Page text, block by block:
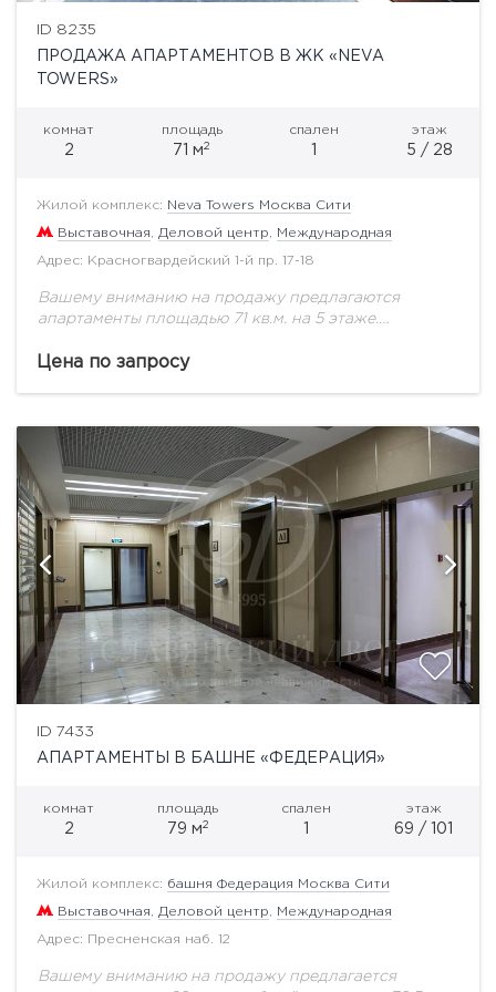
ID 8235
ПРОДАЖА АПАРТАМЕНТОВ В ЖК «NEVA
TOWERS»
комнат
2
площадь
71 м2
спален
1
этаж
5 / 28
Жилой комплекс: Neva Towers Москва Сити
Выставочная Деловой центр Международная
Адрес: Красногвардейский 1-й пр. 17-18
Вашему вниманию на продажу предлагаются
апартаменты площадью 71 кв.м. на 5 этаже.
гардеробной 16 кв.м. Ванная комната 6 кв.м.
Цена по запросу
ID 7433
АПАРТАМЕНТЫ В БАШНЕ «ФЕДЕРАЦИЯ»
комнат
2
площадь
79 м2
спален
1
этаж
69 / 101
Жилой комплекс: башня Федерация Москва Сити
Выставочная Деловой центр Международная
Адрес: Пресненская наб. 12
Вашему вниманию на продажу предлагается